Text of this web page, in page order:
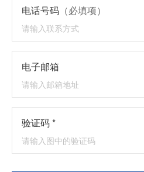
电话号码 （必填项）
电子邮箱
验证码 *